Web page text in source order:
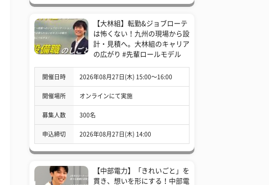
【大林組】転勤&ジョブローテ
は怖くない！九州の現場から設
計・見積へ。大林組のキャリア
の広がり #先輩ロールモデル
開催日時 2026年08月27日(木) 15:00〜16:00
開催場所 オンラインにて実施
募集人数 300名
申込締切 2026年08月27日(木) 14:00
【中部電力】「きれいごと」を
貫き、想いを形にする！中部電